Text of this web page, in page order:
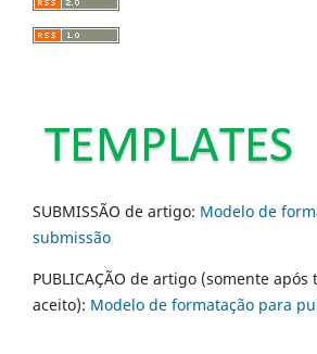
SUBMISSÃO de artigo: Modelo de
submissão
PUBLICAÇÃO de artigo (somente
aceito): Modelo de formatação para